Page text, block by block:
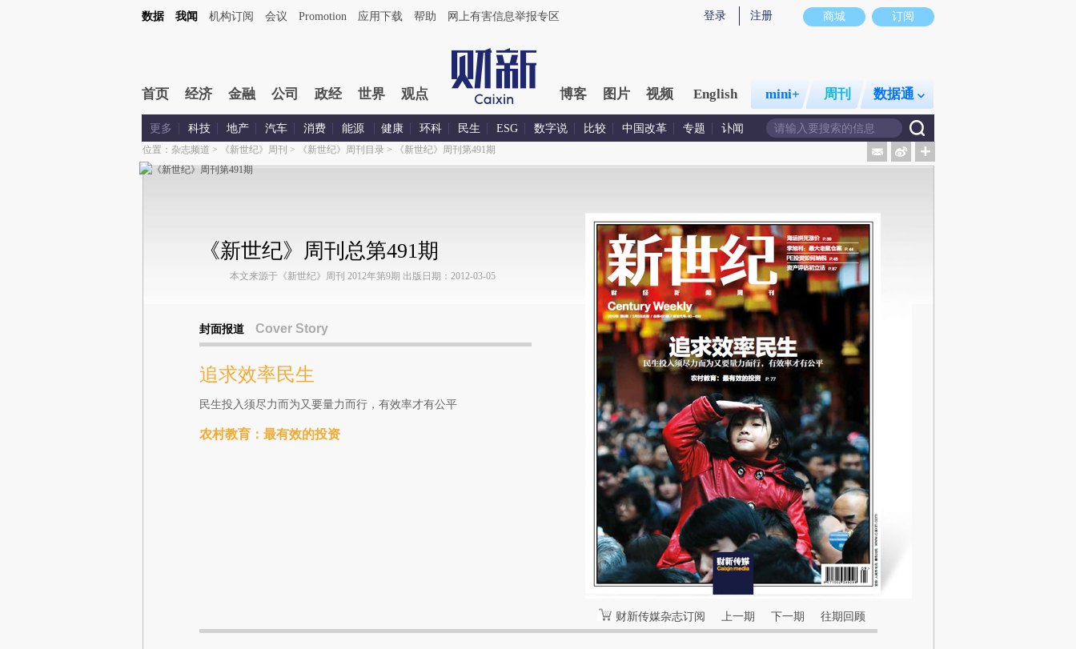
商城 订阅
登录 注册
数据 我闻 机构订阅 会议 Promotion 应用下载 帮助 网上有害信息举报专区
首页 经济 金融 公司 政经 世界 观点 博客 图片 视频 English mini+ 周刊 数据通
更多 科技 地产 汽车 消费 能源 健康 环科 民生 ESG 数字说 比较 中国改革 专题 讣闻
位置： 杂志频道 > 《新世纪》周刊 > 《新世纪》周刊目录> 《新世纪》周刊第491期
《新世纪》周刊总第491期
本文来源于《新世纪》周刊 2012年第9期 出版日期：2012-03-05
封面报道 Cover Story
追求效率民生
民生投入须尽力而为又要量力而行，有效率才有公平
农村教育：最有效的投资
财新传媒杂志订阅 上一期 下一期 往期回顾